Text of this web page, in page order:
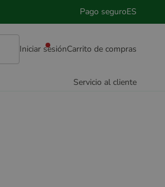
Pago seguroES
Iniciar sesiónCarrito de compras
Servicio al cliente